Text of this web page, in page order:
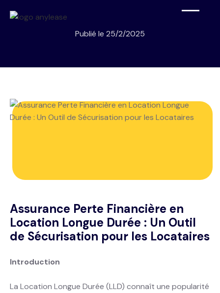
Publié le 25/2/2025
Assurance Perte Financière en
Location Longue Durée : Un Outil
de Sécurisation pour les Locataires
Introduction
La Location Longue Durée (LLD) connaît une popularité